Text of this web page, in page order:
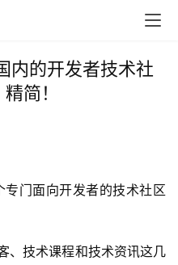
的开发者技术社
简！
门面向开发者的技术社区
、技术课程和技术资讯这几